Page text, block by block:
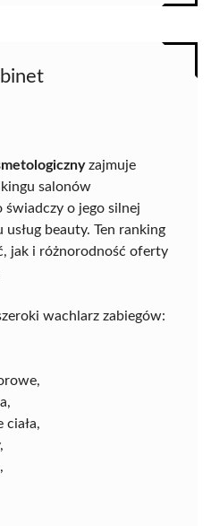
zajmuje
salonów
świadczy o jego silnej
beauty. Ten ranking
jak i różnorodność oferty
wachlarz zabiegów:
ciała,